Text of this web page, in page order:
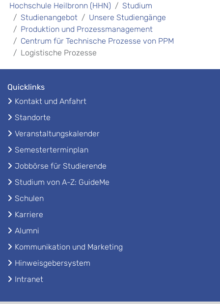
Hochschule Heilbronn (HHN)
Studium
Studienangebot
Unsere Studiengänge
Produktion und Prozessmanagement
Centrum für Technische Prozesse von PPM
Logistische Prozesse
Quicklinks
Kontakt und Anfahrt
Standorte
Veranstaltungskalender
Semesterterminplan
Jobbörse für Studierende
Studium von A-Z: GuideMe
Schulen
Karriere
Alumni
Kommunikation und Marketing
Hinweisgebersystem
Intranet